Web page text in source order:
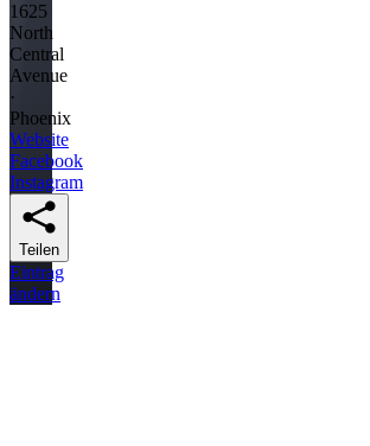
1625
North
Central
Avenue
·
Phoenix
Website
Facebook
Instagram
Teilen
Eintrag
ändern